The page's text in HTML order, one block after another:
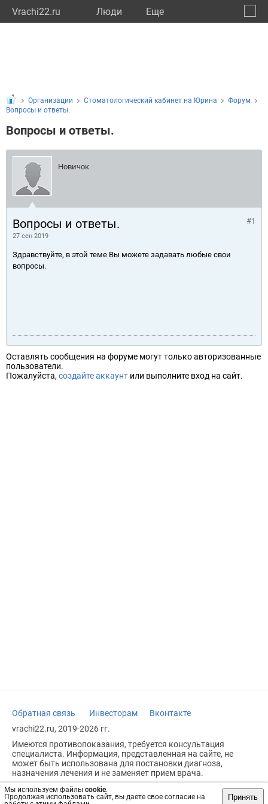
Vrachi22.ru Люди Eще
Мы используем файлы cookie.
Продолжая использовать сайт, вы даете свое согласие на
Принять
Организации Стоматологический кабинет на Юрина
Форум
Вопросы и ответы.
Вопросы и ответы.
Новичок
Вопросы и ответы.
27 сен 2019
#1
Здравствуйте, в этой теме Вы можете задавать любые свои
вопросы.
Оставлять сообщения на форуме могут только авторизованные
пользователи.
Пожалуйста, создайте аккаунт или выполните вход на сайт.
Обратная связь Инвесторам
Вконтакте
vrachi22.ru, 2019-2026 гг.
Имеются противопоказания, требуется консультация
специалиста. Информация, представленная на сайте, не
может быть использована для постановки диагноза,
назначения лечения и не заменяет прием врача.
Возрастное ограничение: 18+